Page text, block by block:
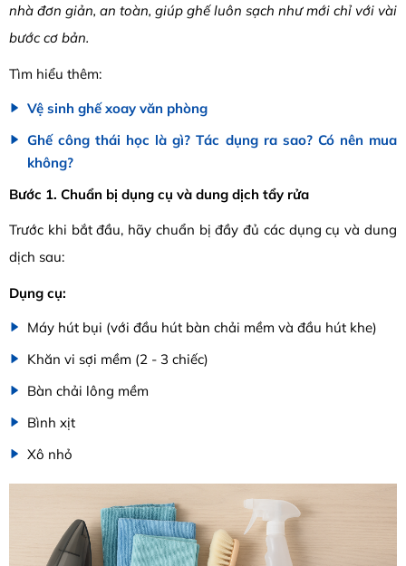
nhà đơn giản, an toàn, giúp ghế luôn sạch như mới chỉ với vài
bước cơ bản.
Tìm hiểu thêm:
Vệ sinh ghế xoay văn phòng
Ghế công thái học là gì? Tác dụng ra sao? Có nên mua
không?
Bước 1. Chuẩn bị dụng cụ và dung dịch tẩy rửa
Trước khi bắt đầu, hãy chuẩn bị đầy đủ các dụng cụ và dung
dịch sau:
Dụng cụ:
Máy hút bụi (với đầu hút bàn chải mềm và đầu hút khe)
Khăn vi sợi mềm (2 - 3 chiếc)
Bàn chải lông mềm
Bình xịt
Xô nhỏ